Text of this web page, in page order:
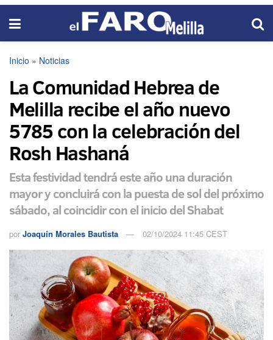
Inicio » Noticias
La Comunidad Hebrea de
Melilla recibe el año nuevo
5785 con la celebración del
Rosh Hashaná
Esta festividad tendrá este año una duración
mayor y concluirá con la puesta de sol del próximo
sábado, al coincidir con el inicio del Shabat
por Joaquín Morales Bautista 02/10/2024 11:45 CEST